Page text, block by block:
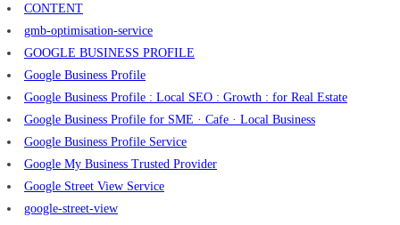
CONTENT
gmb-optimisation-service
GOOGLE BUSINESS PROFILE
Google Business Profile
Google Business Profile : Local SEO : Growth : for Real Estate
Google Business Profile for SME · Cafe · Local Business
Google Business Profile Service
Google My Business Trusted Provider
Google Street View Service
google-street-view